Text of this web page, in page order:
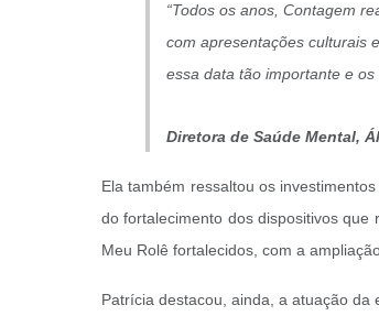
“Todos os anos, Contagem
com apresentações culturais
essa data tão importante e os
Diretora de Saúde Mental,
Ela também ressaltou os
do fortalecimento dos dispositivos que
Meu Rolê fortalecidos, com a
Patrícia destacou, ainda, a atuação da